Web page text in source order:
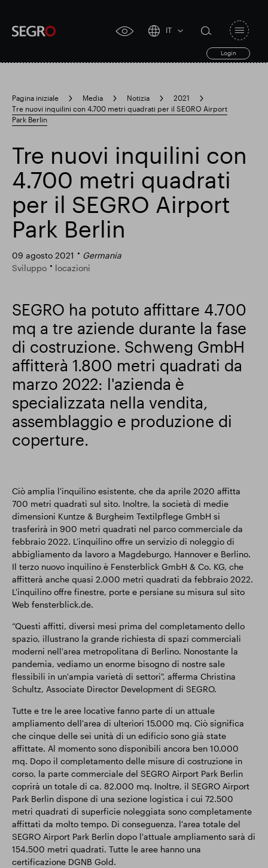
accessibility
IT
Login
search
form
search
Search
for
Ricerca popolare
Responsabile SEGRO
Slough proprietà commerciale
Aggiornamento commerciale
Parco intelligente
toggle
Pagina iniziale Media Notizia
2021
Tre nuovi inquilini con 4.700 metri quadrati per il SEGRO Airport
Park Berlin
Tre nuovi inquilini con
4.700 metri quadrati
per il SEGRO Airport
Park Berlin
09 agosto 2021
Germania
Sviluppo
locazioni
SEGRO ha potuto affittare 4.700
mq a tre aziende durante la fase
di costruzione. Schweng GmbH
affitterà 1.800 metri quadrati da
marzo 2022: l'azienda è
specializzata nella vendita,
assemblaggio e produzione di
coperture.
Ciò amplia l'inquilino esistente, che da aprile 2020 affitta
700 metri quadrati sul sito. Inoltre, la società di medie
dimensioni Kuntze & Burgheim Textilpflege GmbH si
trasferirà in 900 metri quadrati nel parco commerciale da
febbraio 2022. L'inquilino offre un servizio di noleggio di
abbigliamento da lavoro a Magdeburgo, Hannover e Berlino.
Il terzo nuovo inquilino è Fensterblick GmbH & Co. KG, che
affitterà anche quasi 2.000 metri quadrati da febbraio 2022.
L'inquilino offre finestre, porte e persiane su misura sul sito
Web fensterblick.de.
“Questi affitti, diversi mesi prima del completamento dello
spazio, illustrano la grande richiesta di spazi commerciali
moderni nell'area metropolitana di Berlino. Nonostante la
pandemia, vediamo un enorme bisogno di nostre sale
flessibili in un'ampia varietà di settori", afferma Christina
Schultz, Associate Director Development di SEGRO.
Tutte e tre le aree locative fanno parte di un attuale
ampliamento dell'area di ulteriori 15.000 mq. Ciò significa
che cinque delle sei unità di un edificio sono già state
affittate. Al momento sono disponibili ancora ben 10.000
mq. Dopo il completamento delle misure di costruzione in
corso, la parte commerciale del SEGRO Airport Park Berlin
coprirà un totale di ca. 82.000 mq. Inoltre, il SEGRO Airport
Park Berlin dispone di una sezione logistica i cui 72.500
metri quadrati di superficie noleggiata sono completamente
affittati da molto tempo. Di conseguenza, l'area totale del
SEGRO Airport Park Berlin dopo l'attuale ampliamento sarà di
154.500 metri quadrati. Tutte le aree hanno una
certificazione DGNB Gold.